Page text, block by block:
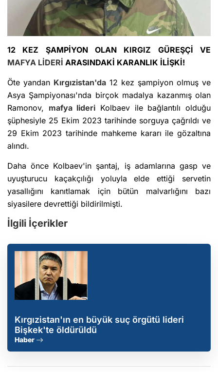
12 KEZ ŞAMPİYON OLAN KIRGIZ GÜREŞÇİ VE
MAFYA LİDERİ ARASINDAKİ KARANLIK İLİŞKİ!
Öte yandan Kırgızistan'da 12 kez şampiyon olmuş ve
Asya Şampiyonası'nda birçok madalya kazanmış olan
Ramonov, mafya lideri Kolbaev ile bağlantılı olduğu
şüphesiyle 25 Ekim 2023 tarihinde sorguya çağrıldı ve
29 Ekim 2023 tarihinde mahkeme kararı ile gözaltına
alındı.
Daha önce Kolbaev'in şantaj, iş adamlarına gasp ve
uyuşturucu kaçakçılığı yoluyla elde ettiği servetin
yasallığını kanıtlamak için bütün malvarlığını bazı
siyasilere devrettiği bildirilmişti.
İlgili İçerikler
Kırgızistan'ın en büyük suç örgütü lideri
Bişkek'te öldürüldü
Haber